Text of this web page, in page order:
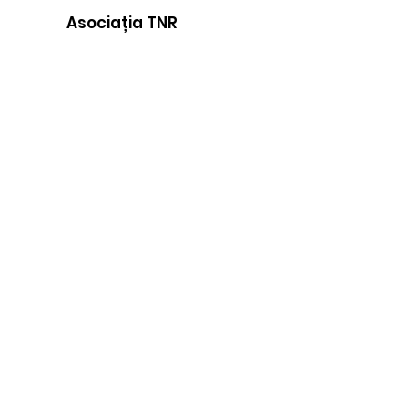
Asociația TNR